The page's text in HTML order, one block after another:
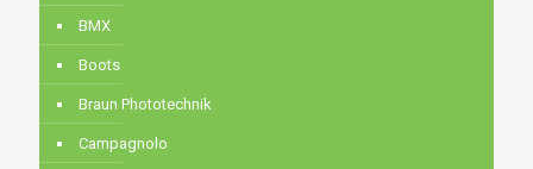
BMX
Boots
Braun Phototechnik
Campagnolo